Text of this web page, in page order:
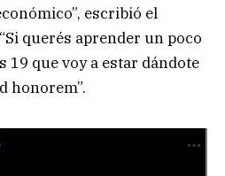
escribió el
querés aprender un poco
19 que voy a estar dándote
honorem”.